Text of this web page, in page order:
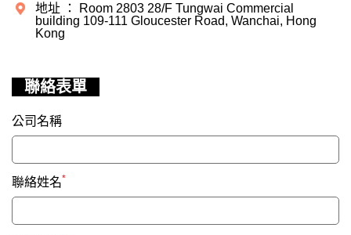
地址 ： Room 2803 28/F Tungwai Commercial
building 109-111 Gloucester Road, Wanchai, Hong
Kong
聯絡表單
公司名稱
聯絡姓名*